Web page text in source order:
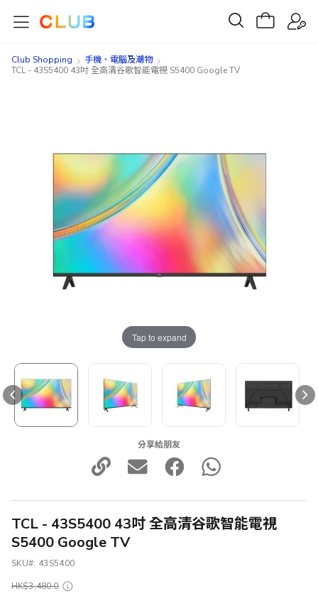
Club Shopping
手機、電腦及潮物
TCL - 43S5400 43吋 全高清谷歌智能電視 S5400 Google TV
Tap to expand
分享給朋友
TCL - 43S5400 43吋 全高清谷歌智能電視
S5400 Google TV
SKU
43S5400
HK$3,480.0